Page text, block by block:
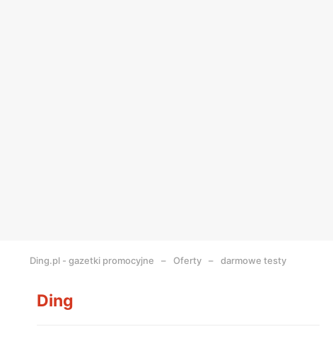
Ding.pl - gazetki promocyjne Oferty darmowe testy
Ding